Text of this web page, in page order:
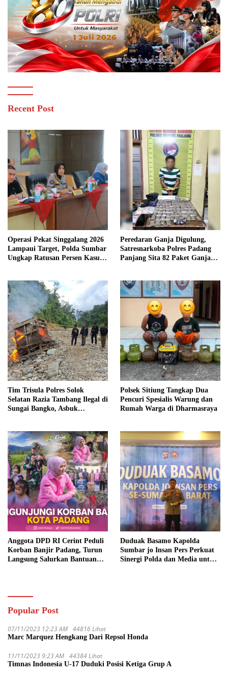
Recent Post
Operasi Pekat Singgalang 2026
Lampaui Target, Polda Sumbar
Ungkap Ratusan Persen Kasus
Peredaran Ganja Digulung,
Satresnarkoba Polres Padang
Panjang Sita 82 Paket Ganja
Tim Trisula Polres Solok
Selatan Razia Tambang Ilegal di
Sungai Bangko, Asbuk
Polsek Sitiung Tangkap Dua
Pencuri Spesialis Warung dan
Rumah Warga di Dharmasraya
Anggota DPD RI Cerint Peduli
Korban Banjir Padang, Turun
Langsung Salurkan Bantuan
Duduak Basamo Kapolda
Sumbar jo Insan Pers Perkuat
Sinergi Polda dan Media untuk
Popular Post
07/11/2023 12:23 AM 44816 Lihat
Marc Marquez Hengkang Dari Repsol Honda
11/11/2023 9:23 AM 44384 Lihat
Timnas Indonesia U-17 Duduki Posisi Ketiga Grup A